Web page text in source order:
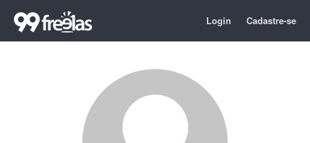
Login Cadastre-se